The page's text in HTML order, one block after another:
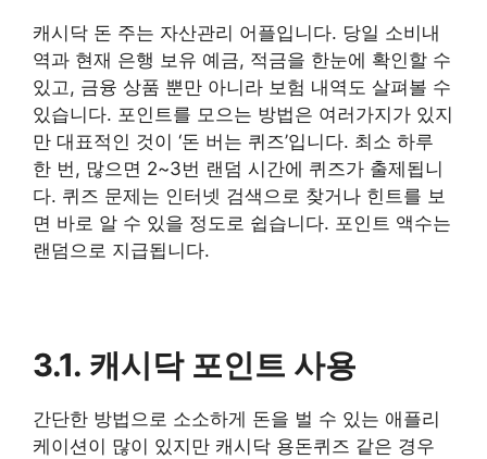
캐시닥 돈 주는 자산관리 어플입니다. 당일 소비내
역과 현재 은행 보유 예금, 적금을 한눈에 확인할 수
있고, 금융 상품 뿐만 아니라 보험 내역도 살펴볼 수
있습니다. 포인트를 모으는 방법은 여러가지가 있지
만 대표적인 것이 ‘돈 버는 퀴즈’입니다. 최소 하루
한 번, 많으면 2~3번 랜덤 시간에 퀴즈가 출제됩니
다. 퀴즈 문제는 인터넷 검색으로 찾거나 힌트를 보
면 바로 알 수 있을 정도로 쉽습니다. 포인트 액수는
랜덤으로 지급됩니다.
3.1. 캐시닥 포인트 사용
간단한 방법으로 소소하게 돈을 벌 수 있는 애플리
케이션이 많이 있지만 캐시닥 용돈퀴즈 같은 경우